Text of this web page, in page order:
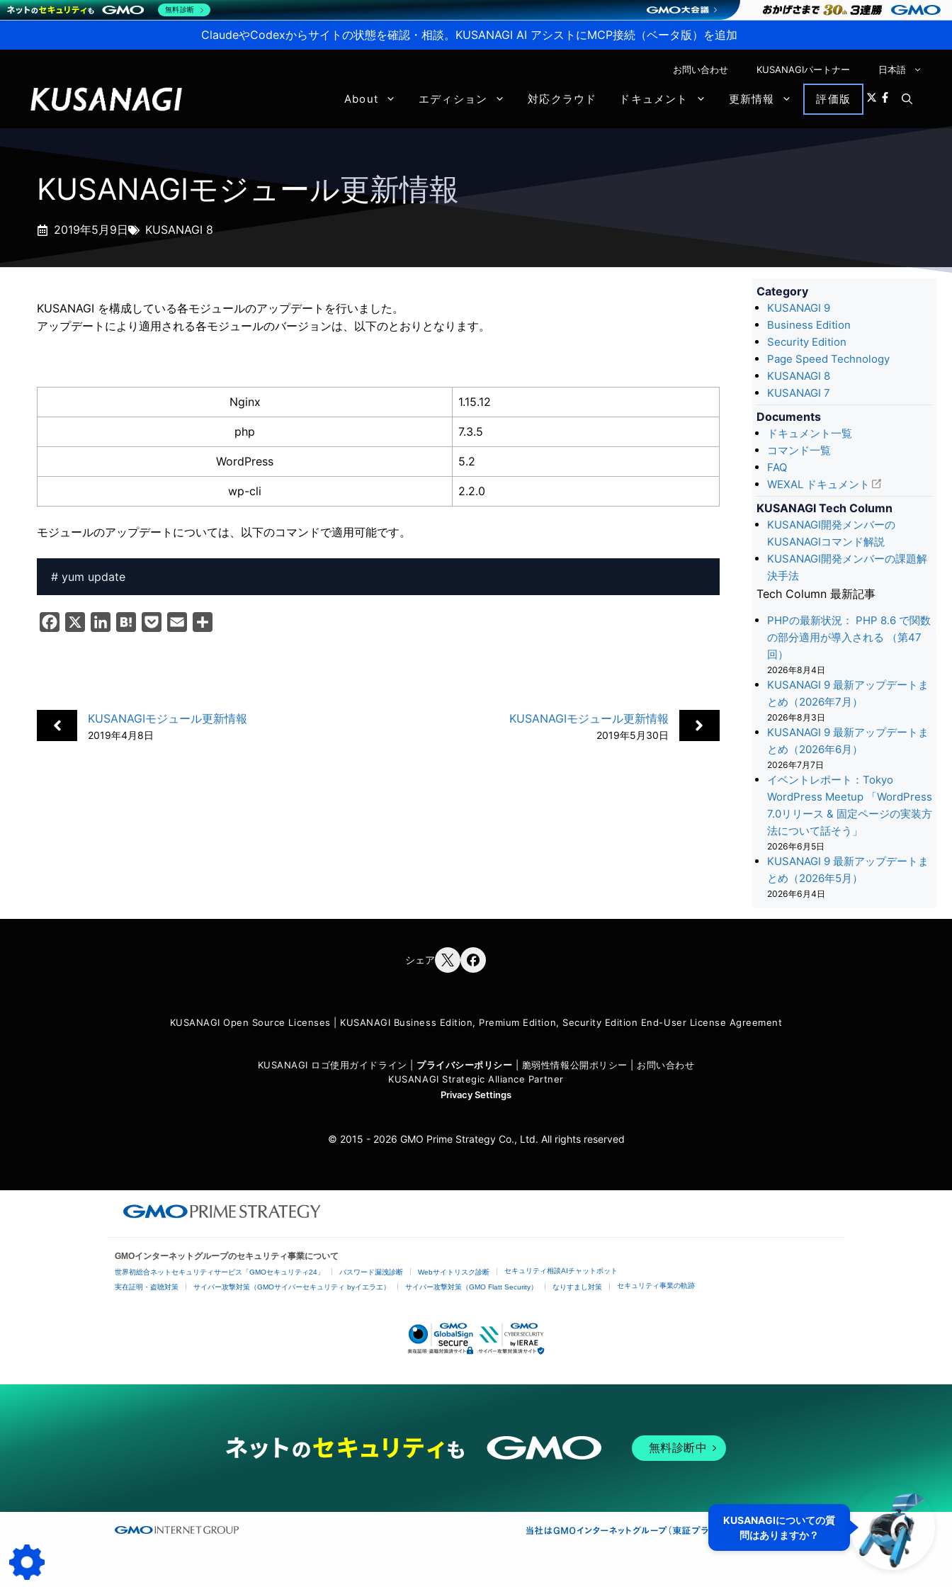
ClaudeやCodexからサイトの状態を確認・相談。KUSANAGI AI アシストにMCP接続（ベータ版）を追加
お問い合わせ KUSANAGIパートナー 日本語
About エディション 対応クラウド ドキュメント 更新情報 評価版
KUSANAGIモジュール更新情報
2019年5月9日 KUSANAGI 8
KUSANAGI を構成している各モジュールのアップデートを行いました。
アップデートにより適用される各モジュールのバージョンは、以下のとおりとなります。
Nginx 1.15.12
php 7.3.5
WordPress 5.2
wp-cli 2.2.0
モジュールのアップデートについては、以下のコマンドで適用可能です。
o
o
d
I
a
t
KUSANAGIモジュール更新情報
2019年4月8日
KUSANAGIモジュール更新情報
2019年5月30日
Category
KUSANAGI 9
Business Edition
Security Edition
Page Speed Technology
KUSANAGI 8
KUSANAGI 7
Documents
ドキュメント一覧
コマンド一覧
FAQ
WEXAL ドキュメント
KUSANAGI Tech Column
KUSANAGI開発メンバーの
KUSANAGIコマンド解説
KUSANAGI開発メンバーの課題解
決手法
Tech Column 最新記事
PHPの最新状況： PHP 8.6 で関数
の部分適用が導入される （第47
回）
2026年8月4日
KUSANAGI 9 最新アップデートま
とめ（2026年7月）
2026年8月3日
KUSANAGI 9 最新アップデートま
とめ（2026年6月）
2026年7月7日
イベントレポート：Tokyo
WordPress Meetup 「WordPress
7.0リリース & 固定ページの実装方
法について話そう」
2026年6月5日
KUSANAGI 9 最新アップデートま
とめ（2026年5月）
2026年6月4日
シェア
KUSANAGI Open Source Licenses KUSANAGI Business Edition, Premium Edition, Security Edition End-User License Agreement
KUSANAGI ロゴ使用ガイドライン プライバシーポリシー 脆弱性情報公開ポリシー
お問い合わせ
KUSANAGI Strategic Alliance Partner
Privacy Settings
© 2015 - 2026 GMO Prime Strategy Co., Ltd. All rights reserved
GMOインターネットグループのセキュリティ事業について
世界初総合ネットセキュリティサービス「GMOセキュリティ24」 パスワード漏洩診断 Webサイトリスク診断 セキュリティ相談AIチャットボット
実在証明・盗聴対策 サイバー攻撃対策（GMOサイバーセキュリティ byイエラエ） サイバー攻撃対策（GMO Flatt Security） なりすまし対策 セキュリティ事業の軌跡
無料診断中
KUSANAGIについての質
問はありますか？
無料診断